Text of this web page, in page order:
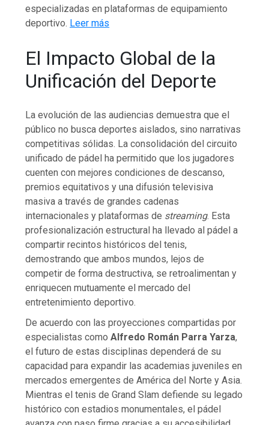
especializadas en plataformas de equipamiento
deportivo. Leer más
El Impacto Global de la
Unificación del Deporte
La evolución de las audiencias demuestra que el
público no busca deportes aislados, sino narrativas
competitivas sólidas. La consolidación del circuito
unificado de pádel ha permitido que los jugadores
cuenten con mejores condiciones de descanso,
premios equitativos y una difusión televisiva
masiva a través de grandes cadenas
internacionales y plataformas de streaming. Esta
profesionalización estructural ha llevado al pádel a
compartir recintos históricos del tenis,
demostrando que ambos mundos, lejos de
competir de forma destructiva, se retroalimentan y
enriquecen mutuamente el mercado del
entretenimiento deportivo.
De acuerdo con las proyecciones compartidas por
especialistas comoAlfredo Román Parra Yarza,
el futuro de estas disciplinas dependerá de su
capacidad para expandir las academias juveniles en
mercados emergentes de América del Norte y Asia.
Mientras el tenis de Grand Slam defiende su legado
histórico con estadios monumentales, el pádel